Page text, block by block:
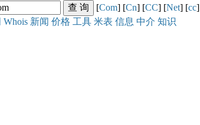
[Com] [Cn] [CC] [Net] [cc]
Whois 新闻 价格 工具 米表 信息 中介 知识